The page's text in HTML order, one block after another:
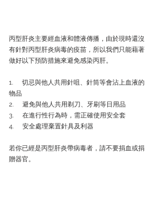
丙型肝炎主要經血液和體液傳播，由於現時還沒
有針對丙型肝炎病毒的疫苗，所以我們只能藉著
做好以下預防措施來避免感染丙肝。
1.      切忌與他人共用針咀、針筒等會沾上血液的
物品
2.      避免與他人共用剃刀、牙刷等日用品
3.      在進行性行為時，需正確使用安全套
4.      安全處理棄置針具及利器
若你已經是丙型肝炎帶病毒者，請不要捐血或捐
贈器官。